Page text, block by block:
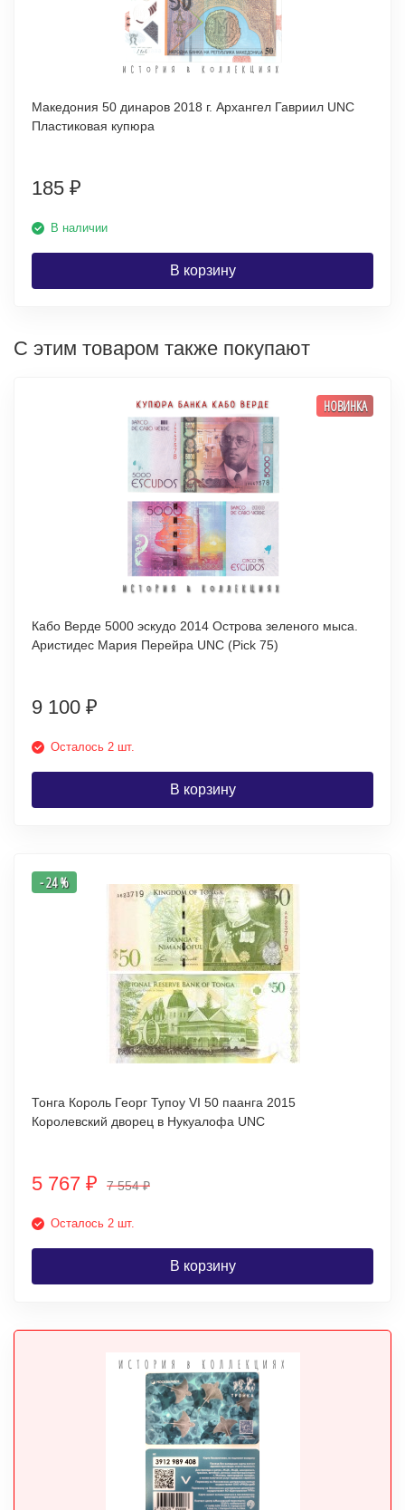
Македония 50 динаров 2018 г. Архангел Гавриил UNC
Пластиковая купюра
185 ₽
В наличии
В корзину
С этим товаром также покупают
НОВИНКА
Кабо Верде 5000 эскудо 2014 Острова зеленого мыса.
Аристидес Мария Перейра UNC (Pick 75)
9 100 ₽
Осталось 2 шт.
В корзину
- 24 %
Тонга Король Георг Тупоу VI 50 паанга 2015
Королевский дворец в Нукуалофа UNC
5 767 ₽ 7 554₽
Осталось 2 шт.
В корзину